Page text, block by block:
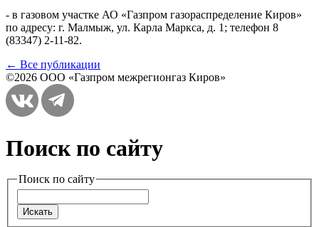
- в газовом участке АО «Газпром газораспределение Киров»
по адресу: г. Малмыж, ул. Карла Маркса, д. 1; телефон 8
(83347) 2-11-82.
← Все публикации
©2026 ООО «Газпром межрегионгаз Киров»
Поиск по сайту
Поиск по сайту